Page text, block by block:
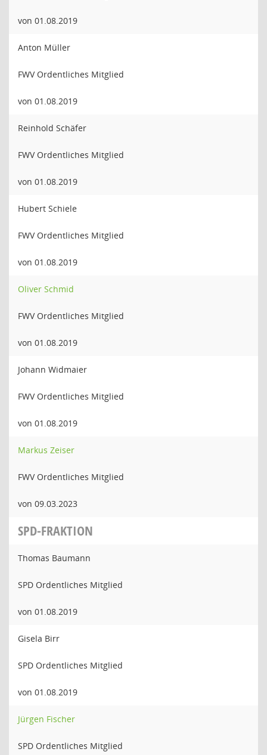
von 01.08.2019
Anton Müller
FWV Ordentliches Mitglied
von 01.08.2019
Reinhold Schäfer
FWV Ordentliches Mitglied
von 01.08.2019
Hubert Schiele
FWV Ordentliches Mitglied
von 01.08.2019
Oliver Schmid
FWV Ordentliches Mitglied
von 01.08.2019
Johann Widmaier
FWV Ordentliches Mitglied
von 01.08.2019
Markus Zeiser
FWV Ordentliches Mitglied
von 09.03.2023
SPD-FRAKTION
Thomas Baumann
SPD Ordentliches Mitglied
von 01.08.2019
Gisela Birr
SPD Ordentliches Mitglied
von 01.08.2019
Jürgen Fischer
SPD Ordentliches Mitglied